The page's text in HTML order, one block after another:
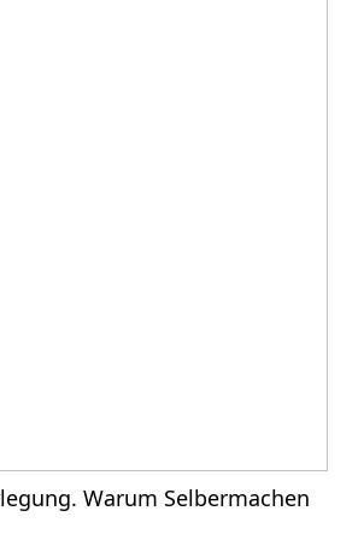
Warum Selbermachen